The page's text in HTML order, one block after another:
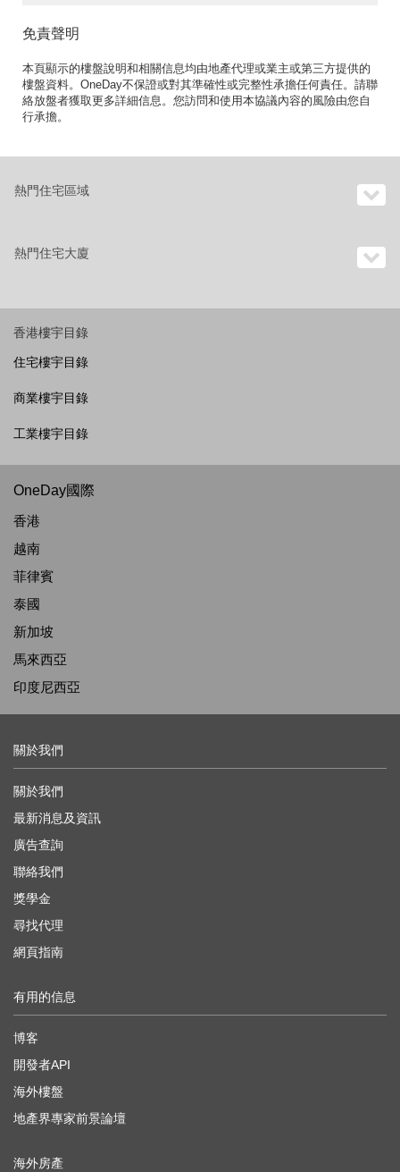
免責聲明
本頁顯示的樓盤說明和相關信息均由地產代理或業主或第三方提供的
樓盤資料。OneDay不保證或對其準確性或完整性承擔任何責任。請聯
絡放盤者獲取更多詳細信息。您訪問和使用本協議內容的風險由您自
行承擔。
熱門住宅區域
熱門住宅大廈
香港樓宇目錄
住宅樓宇目錄
商業樓宇目錄
工業樓宇目錄
OneDay國際
香港
越南
菲律賓
泰國
新加坡
馬來西亞
印度尼西亞
關於我們
關於我們
最新消息及資訊
廣告查詢
聯絡我們
獎學金
尋找代理
網頁指南
有用的信息
博客
開發者API
海外樓盤
地產界專家前景論壇
海外房產